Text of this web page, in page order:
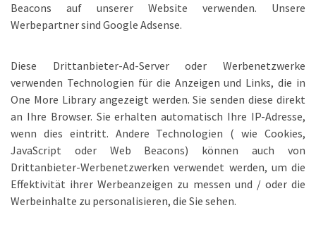
Beacons auf unserer Website verwenden. Unsere
Werbepartner sind Google Adsense.
Diese Drittanbieter-Ad-Server oder Werbenetzwerke
verwenden Technologien für die Anzeigen und Links, die in
One More Library angezeigt werden. Sie senden diese direkt
an Ihre Browser. Sie erhalten automatisch Ihre IP-Adresse,
wenn dies eintritt. Andere Technologien ( wie Cookies,
JavaScript oder Web Beacons) können auch von
Drittanbieter-Werbenetzwerken verwendet werden, um die
Effektivität ihrer Werbeanzeigen zu messen und / oder die
Werbeinhalte zu personalisieren, die Sie sehen.